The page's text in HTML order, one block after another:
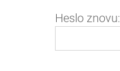
Heslo znovu: